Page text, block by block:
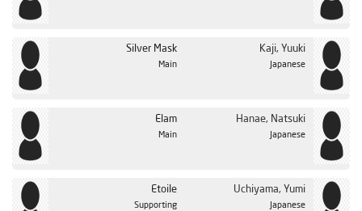
Silver Mask
Main
Kaji, Yuuki
Japanese
Elam
Main
Hanae, Natsuki
Japanese
Etoile
Supporting
Uchiyama, Yumi
Japanese